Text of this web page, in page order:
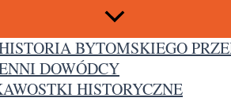
BYTOMSKIEGO
DOWÓDCY
HISTORYCZNE